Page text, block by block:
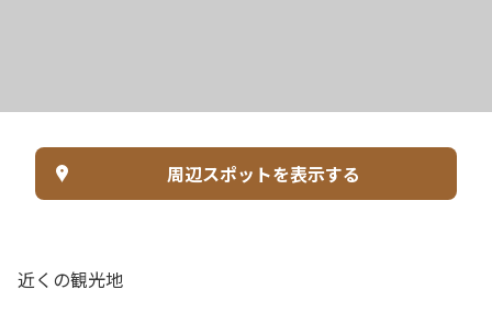
周辺スポットを表示する
近くの観光地